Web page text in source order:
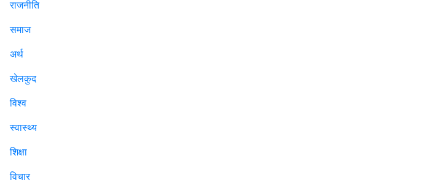
राजनीति
समाज
अर्थ
खेलकुद
विश्व
स्वास्थ्य
शिक्षा
विचार